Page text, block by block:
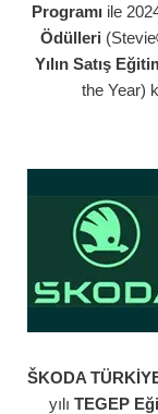
Programı ile
Ödülleri (Stevie
Yılın Satış
the Year)
ŠKODA
yılı TEGEP